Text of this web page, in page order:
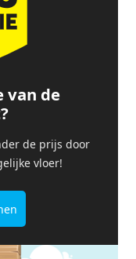
van de
de prijs door
vloer!